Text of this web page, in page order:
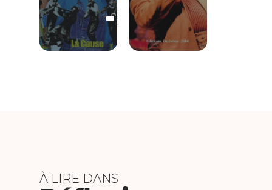
LECTURE
LIBRE
À LIRE DANS